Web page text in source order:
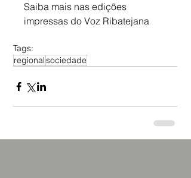
Saiba mais nas edições
impressas do Voz Ribatejana
Tags:
regionalsociedade